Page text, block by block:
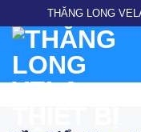
đến
dung
THĂNG LONG